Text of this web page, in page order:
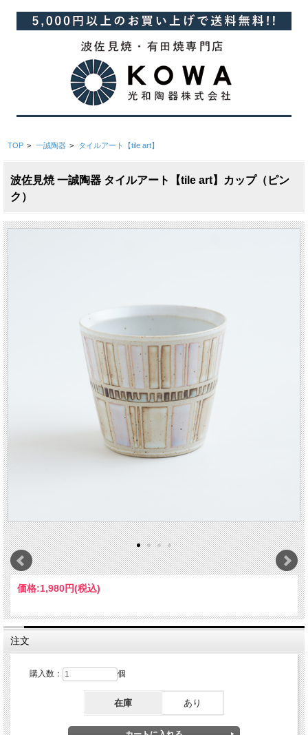
TOP > 一誠陶器 > タイルアート【tile art】
波佐見焼 一誠陶器 タイルアート【tile art】カップ（ピン
ク）
価格:1,980円(税込)
注文
購入数： 個
在庫 あり